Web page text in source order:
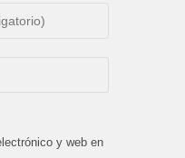
y web en